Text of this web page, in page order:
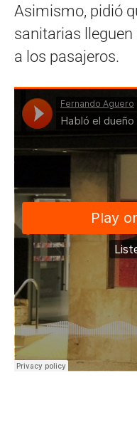
Asimismo, pidió
sanitarias
a los pasajeros.